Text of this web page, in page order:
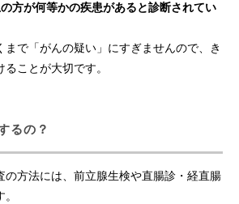
方が何等かの疾患があると診断されてい
まで「がんの疑い」にすぎませんので、き
ことが大切です。
るの？
の方法には、前立腺生検や直腸診・経直腸